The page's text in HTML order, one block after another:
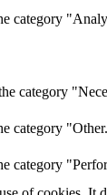
category
category
category "Other.
category